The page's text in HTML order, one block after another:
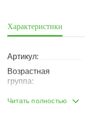
Характеристики
Артикул:
Возрастная
группа:
Читать полностью